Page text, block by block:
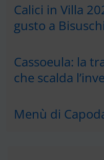
Calici in Villa
gusto a
Cassoeula: la
che scalda
Menù di